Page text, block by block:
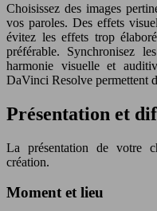
Choisissez des images
vos paroles. Des effets
évitez les effets trop
préférable. Synchronisez
harmonie visuelle et
DaVinci Resolve permettent
Présentation et
La présentation de votre
création.
Moment et lieu